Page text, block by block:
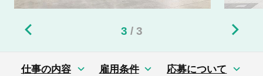
3 / 3
仕事の内容 雇用条件 応募について